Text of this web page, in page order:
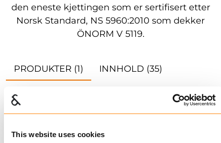
This website uses cookies
den eneste kjettingen som er sertifisert etter
Norsk Standard, NS 5960:2010 som dekker
ÖNORM V 5119.
PRODUKTER (1) INNHOLD (35)